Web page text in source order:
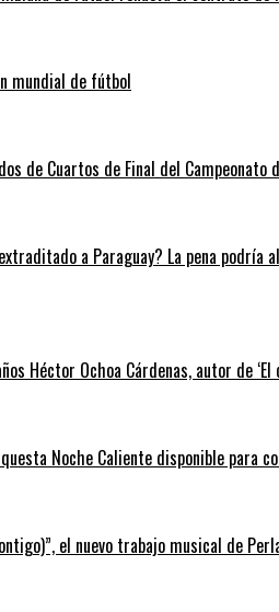
mundial de fútbol
de Cuartos de Final del Campeonato
a Paraguay? La pena podría
Héctor Ochoa Cárdenas, autor de
Noche Caliente disponible para
el nuevo trabajo musical de